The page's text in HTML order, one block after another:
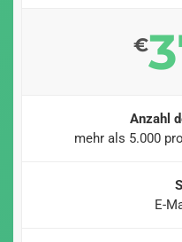
€
Anzahl
mehr als 5.000
E-